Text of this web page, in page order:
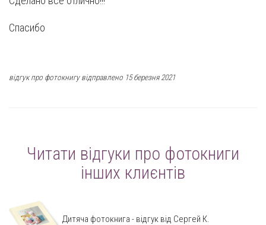
Спасибо
відгук про фотокнигу відправлено 15 березня 2021
Читати відгуки про фотокниги
інших клиєнтів
Дитяча фотокнига - відгук від Сергей К.